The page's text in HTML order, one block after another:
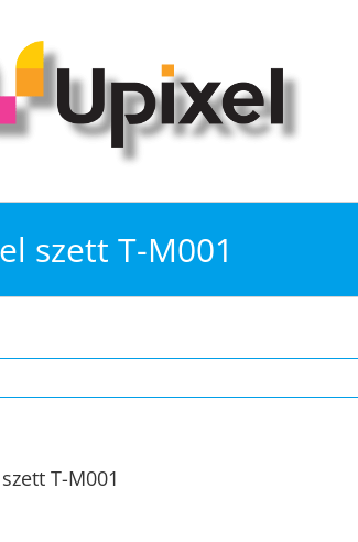
szett T-M001
T-M001